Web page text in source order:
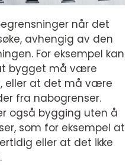
når det
avhengig av den
For eksempel kan
bygget må være
eller at det må være
fra nabogrenser.
også bygging uten å
som for eksempel at
eller at det ikke